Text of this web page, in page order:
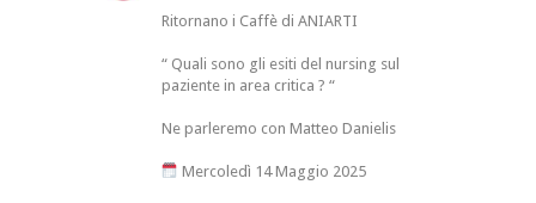
Ritornano i Caffè di ANIARTI
“ Quali sono gli esiti del nursing sul
paziente in area critica ? “
Ne parleremo con Matteo Danielis
Mercoledì 14 Maggio 2025